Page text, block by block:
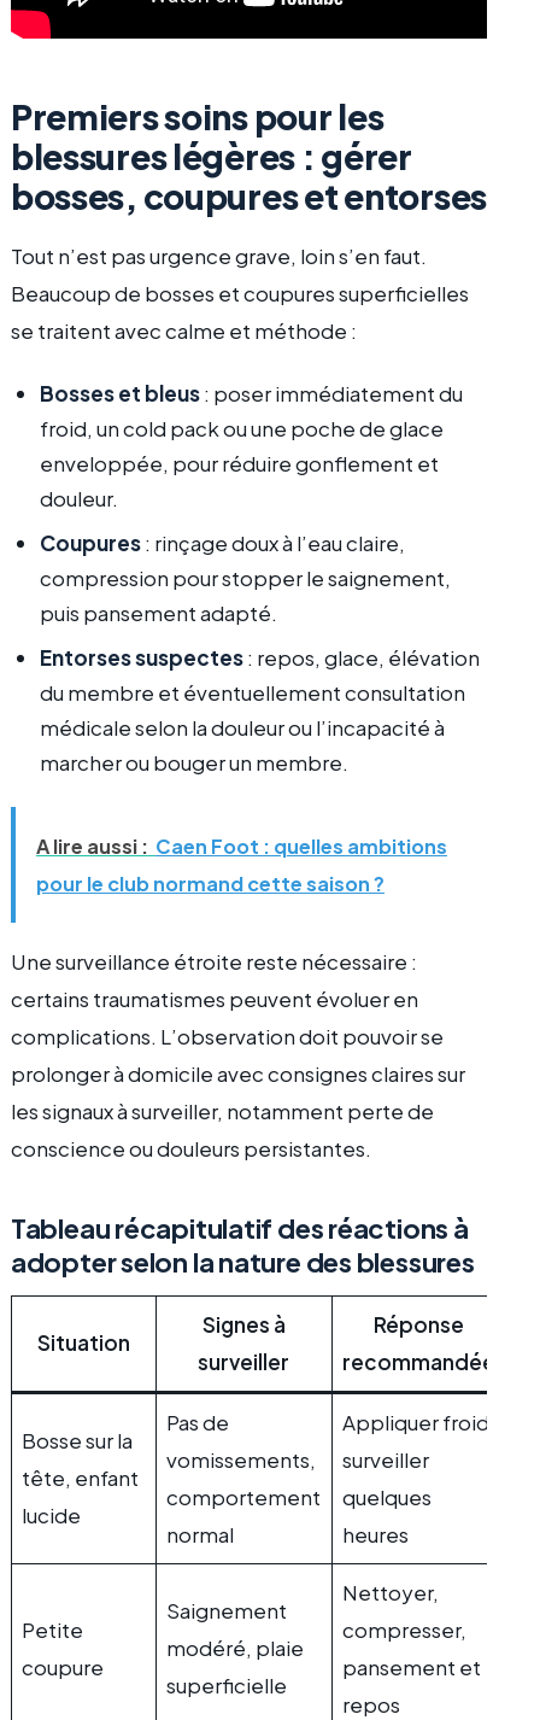
Premiers soins pour les
blessures légères : gérer
bosses, coupures et entorses
Tout n’est pas urgence grave, loin s’en faut.
Beaucoup de bosses et coupures superficielles
se traitent avec calme et méthode :
Bosses et bleus: poser immédiatement du
froid, un cold pack ou une poche de glace
enveloppée, pour réduire gonflement et
douleur.
Coupures: rinçage doux à l’eau claire,
compression pour stopper le saignement,
puis pansement adapté.
Entorses suspectes: repos, glace, élévation
du membre et éventuellement consultation
médicale selon la douleur ou l’incapacité à
marcher ou bouger un membre.
A lire aussi : Caen Foot : quelles ambitions
pour le club normand cette saison ?
Une surveillance étroite reste nécessaire :
certains traumatismes peuvent évoluer en
complications. L’observation doit pouvoir se
prolonger à domicile avec consignes claires sur
les signaux à surveiller, notamment perte de
conscience ou douleurs persistantes.
Tableau récapitulatif des réactions à
adopter selon la nature des blessures
Situation
Signes à
surveiller
Réponse
recommandée
Bosse sur la
tête, enfant
lucide
Pas de
vomissements,
comportement
normal
Appliquer froid,
surveiller
quelques
heures
Petite
coupure
Saignement
modéré, plaie
superficielle
Nettoyer,
compresser,
pansement et
repos